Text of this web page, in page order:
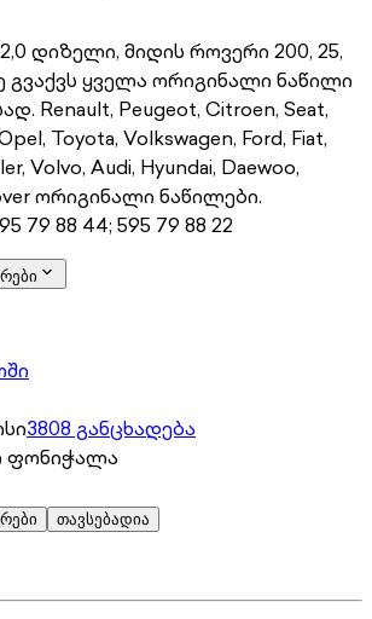
როვერი 200, 25,
გვაქვს ყველა ორიგინალი ნაწილი
Renault, Peugeot, Citroen, Seat,
Toyota, Volkswagen, Ford, Fiat,
Volvo, Audi, Hyundai, Daewoo,
ორიგინალი ნაწილები.
79 88 44; 595 79 88 22
3808 განცხადება
ფონიჭალა
თავსებადია